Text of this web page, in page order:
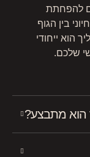
להפחתת
בין הגוף
הוא ייחודי
שלכם.
הוא מתבצע?